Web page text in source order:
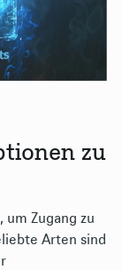
zu
um Zugang zu
Arten sind